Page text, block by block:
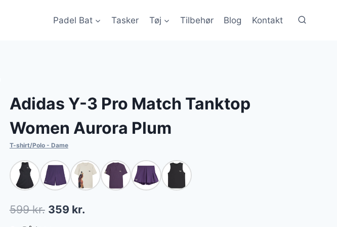
Padel Bat Tasker Tøj Tilbehør Blog Kontakt
Adidas Y-3 Pro Match Tanktop
Women Aurora Plum
T-shirt/Polo - Dame
599kr. Den
359 kr.Den